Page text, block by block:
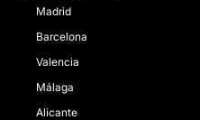
Madrid
Barcelona
Valencia
Málaga
Alicante